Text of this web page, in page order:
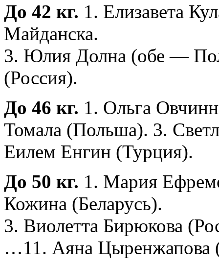
До 42 кг. 1. Елизавета
Майданска.
3. Юлия Долна (обе —
(Россия).
До 46 кг. 1. Ольга
Томала (Польша). 3.
Еилем Енгин (Турция).
До 50 кг. 1. Мария
Кожина (Беларусь).
3. Виолетта Бирюкова
…11. Аяна Цыренжапова